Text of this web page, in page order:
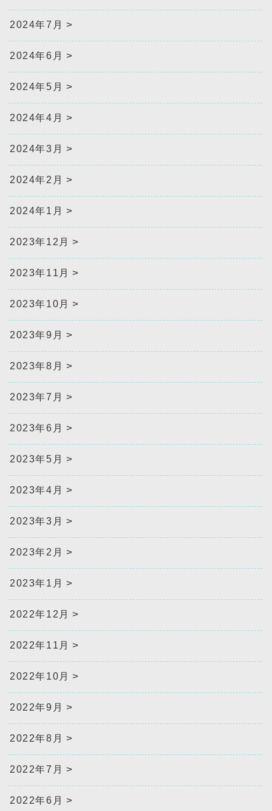
2024年7月
2024年6月
2024年5月
2024年4月
2024年3月
2024年2月
2024年1月
2023年12月
2023年11月
2023年10月
2023年9月
2023年8月
2023年7月
2023年6月
2023年5月
2023年4月
2023年3月
2023年2月
2023年1月
2022年12月
2022年11月
2022年10月
2022年9月
2022年8月
2022年7月
2022年6月